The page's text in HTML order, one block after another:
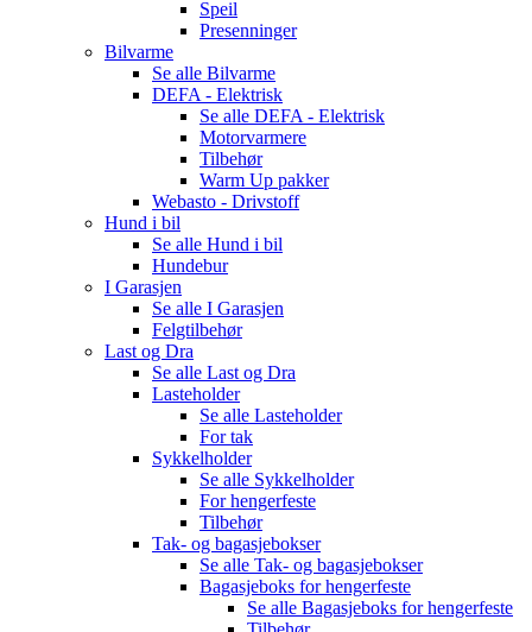
Speil
Presenninger
Bilvarme
Se alle Bilvarme
DEFA - Elektrisk
Se alle DEFA - Elektrisk
Motorvarmere
Tilbehør
Warm Up pakker
Webasto - Drivstoff
Hund i bil
Se alle Hund i bil
Hundebur
I Garasjen
Se alle I Garasjen
Felgtilbehør
Last og Dra
Se alle Last og Dra
Lasteholder
Se alle Lasteholder
For tak
Sykkelholder
Se alle Sykkelholder
For hengerfeste
Tilbehør
Tak- og bagasjebokser
Se alle Tak- og bagasjebokser
Bagasjeboks for hengerfeste
Se alle Bagasjeboks for hengerfeste